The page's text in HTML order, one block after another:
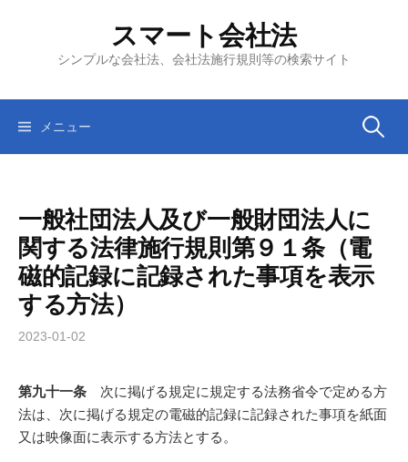
ツ
スマート会社法
シンプルな会社法、会社法施行規則等の検索サイト
メニュー 検
一般社団法人及び一般財団法人に
関する法律施行規則第９１条（電
磁的記録に記録された事項を表示
する方法）
2023-01-02
第九十一条 次に掲げる規定に規定する法務省令で定める方
法は、次に掲げる規定の電磁的記録に記録された事項を紙面
又は映像面に表示する方法とする。